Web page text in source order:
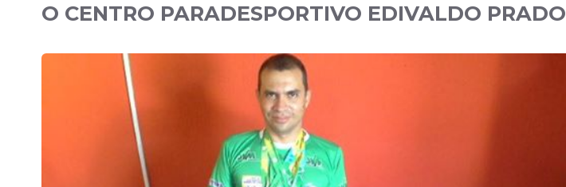
O CENTRO PARADESPORTIVO EDIVALDO PRADO